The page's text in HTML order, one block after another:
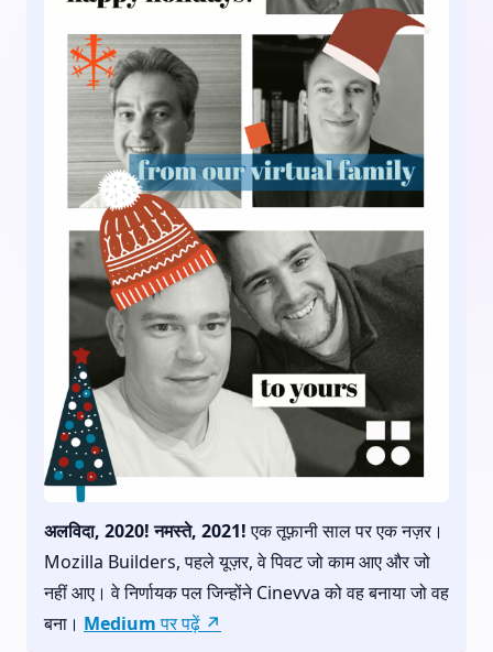
अलविदा, 2020! नमस्ते, 2021!एक तूफ़ानी साल पर एक नज़र।
Mozilla Builders, पहले यूज़र, वे पिवट जो काम आए और जो
नहीं आए। वे निर्णायक पल जिन्होंने Cinevva को वह बनाया जो वह
बना। Medium पर पढ़ें ↗